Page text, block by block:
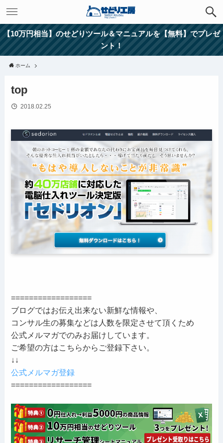
【10万円相当】のせどりツール＆マニュアルを【無料】でプレゼ
ント！
ホーム
top
2018.02.25
==================
ブログではお伝え出来ない新鮮な情報や、
コンサル生の募集などは人数を限定させて頂くため
公式メルマガでのみお届けしています。
ご希望の方はこちらからご登録下さい。
↓↓
公式メルマガ登録
==================